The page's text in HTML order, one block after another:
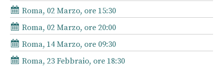
Roma, 02 Marzo, ore 15:30
Roma, 02 Marzo, ore 20:00
Roma, 14 Marzo, ore 09:30
Roma, 23 Febbraio, ore 18:30